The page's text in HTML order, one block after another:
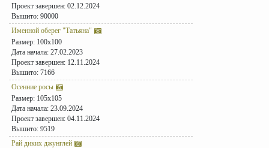
Проект завершен: 02.12.2024
Вышито: 90000
Именной оберег "Татьяна"
Размер: 100x100
Дата начала: 27.02.2023
Проект завершен: 12.11.2024
Вышито: 7166
Осенние росы
Размер: 105x105
Дата начала: 23.09.2024
Проект завершен: 04.11.2024
Вышито: 9519
Рай диких джунглей